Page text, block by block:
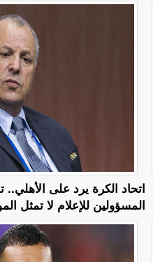
اتحاد الكرة يرد على
المسؤولين للإعلام لا تمثل